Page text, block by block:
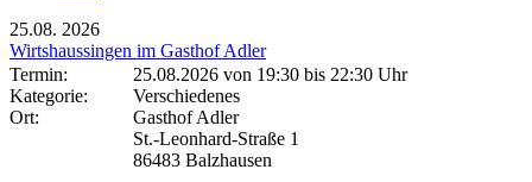
25.08. 2026
Wirtshaussingen im Gasthof Adler
Termin:
25.08.2026 von 19:30 bis 22:30 Uhr
Kategorie:
Verschiedenes
Ort:
Gasthof Adler
St.-Leonhard-Straße 1
86483 Balzhausen